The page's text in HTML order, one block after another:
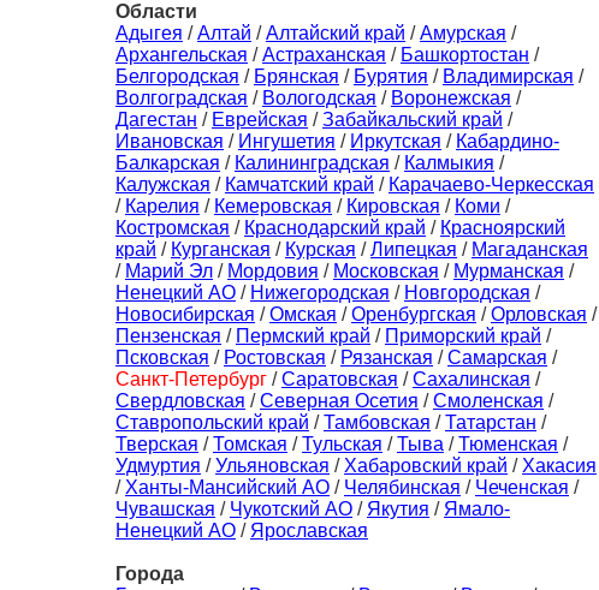
Области
Адыгея /Алтай /Алтайский край /Амурская /
Архангельская /Астраханская / Башкортостан /
Белгородская / Брянская / Бурятия / Владимирская /
Волгоградская / Вологодская / Воронежская /
Дагестан / Еврейская /Забайкальский край /
Ивановская / Ингушетия / Иркутская / Кабардино-
Балкарская / Калининградская / Калмыкия /
Калужская / Камчатский край / Карачаево-Черкесская
/ Карелия / Кемеровская / Кировская / Коми /
Костромская / Краснодарский край / Красноярский
край / Курганская / Курская /Липецкая / Магаданская
/ Марий Эл / Мордовия / Московская / Мурманская /
Ненецкий АО / Нижегородская / Новгородская /
Новосибирская /Омская /Оренбургская /Орловская /
Пензенская / Пермский край / Приморский край /
Псковская / Ростовская / Рязанская /Самарская /
Санкт-Петербург /Саратовская /Сахалинская /
Свердловская /Северная Осетия /Смоленская /
Ставропольский край /Тамбовская /Татарстан /
Тверская /Томская /Тульская /Тыва /Тюменская /
Удмуртия /Ульяновская / Хабаровский край / Хакасия
/ Ханты-Мансийский АО / Челябинская / Чеченская /
Чувашская / Чукотский АО / Якутия / Ямало-
Ненецкий АО / Ярославская
Города